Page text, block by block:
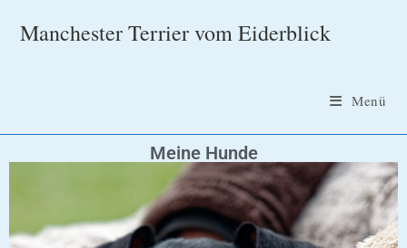
Manchester Terrier vom Eiderblick
Menü
Meine Hunde